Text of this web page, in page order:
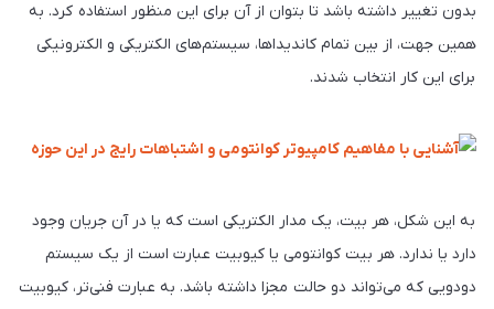
بدون تغییر داشته باشد تا بتوان از آن برای این منظور استفاده کرد. به
همین جهت، از بین تمام کاندیداها، سیستم‌های الکتریکی و الکترونیکی
برای این کار انتخاب شدند.
به این شکل، هر بیت، یک مدار الکتریکی است که یا در آن جریان وجود
دارد یا ندارد. هر بیت کوانتومی یا کیوبیت عبارت است از یک سیستم
دودویی که می‌تواند دو حالت مجزا داشته باشد. به عبارت فنی‌تر، کیوبیت